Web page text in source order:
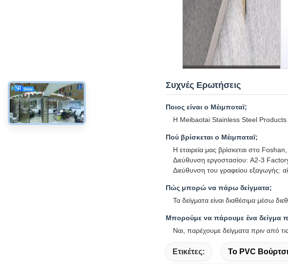
Συχνές Ερωτήσεις
Ποιος είναι ο Μέιμποταϊ;
Η Meibaotai Stainless Steel Products
Πού βρίσκεται ο Μέιμπαταϊ;
Η εταιρεία μας βρίσκεται στο
Διεύθυνση εργοστασίου: A2-3
Διεύθυνση του γραφείου εξαγωγής:
Πώς μπορώ να πάρω δείγματα;
Τα δείγματα είναι διαθέσιμα μέσω
Μπορούμε να πάρουμε ένα δείγμα
Ναι, παρέχουμε δείγματα πριν από
Ετικέτες: Το PVC